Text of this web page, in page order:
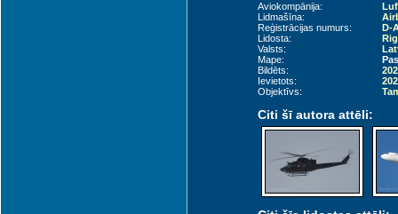
Aviokompānija:
Lidmašīna:
Reģistrācijas numurs:
D-
Lidosta:
Valsts:
Mape:
Bildēts:
Ievietots:
Objektīvs:
Citi šī autora attēli: